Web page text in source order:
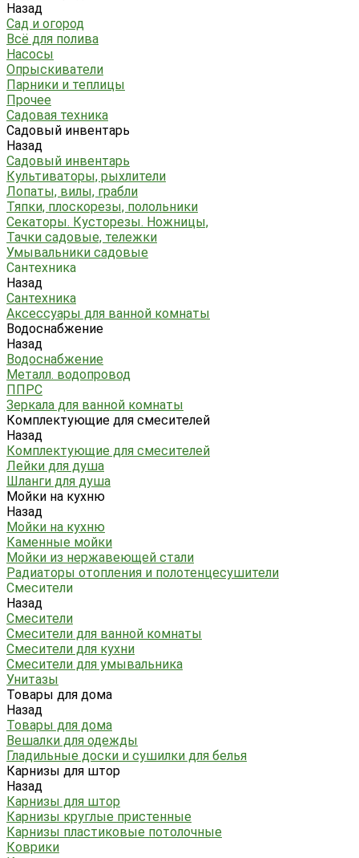
Назад
Сад и огород
Всё для полива
Насосы
Опрыскиватели
Парники и теплицы
Прочее
Садовая техника
Садовый инвентарь
Назад
Садовый инвентарь
Культиваторы, рыхлители
Лопаты, вилы, грабли
Тяпки, плоскорезы, полольники
Секаторы. Кусторезы. Ножницы,
Тачки садовые, тележки
Умывальники садовые
Сантехника
Назад
Сантехника
Аксессуары для ванной комнаты
Водоснабжение
Назад
Водоснабжение
Металл. водопровод
ППРС
Зеркала для ванной комнаты
Комплектующие для смесителей
Назад
Комплектующие для смесителей
Лейки для душа
Шланги для душа
Мойки на кухню
Назад
Мойки на кухню
Каменные мойки
Мойки из нержавеющей стали
Радиаторы отопления и полотенцесушители
Смесители
Назад
Смесители
Смесители для ванной комнаты
Смесители для кухни
Смесители для умывальника
Унитазы
Товары для дома
Назад
Товары для дома
Вешалки для одежды
Гладильные доски и сушилки для белья
Карнизы для штор
Назад
Карнизы для штор
Карнизы круглые пристенные
Карнизы пластиковые потолочные
Коврики